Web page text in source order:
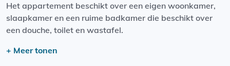
Het appartement beschikt over een eigen woonkamer,
slaapkamer en een ruime badkamer die beschikt over
een douche, toilet en wastafel.
De Tuinbouwstraat is een leuke rustige straat op 5
+ Meer tonen